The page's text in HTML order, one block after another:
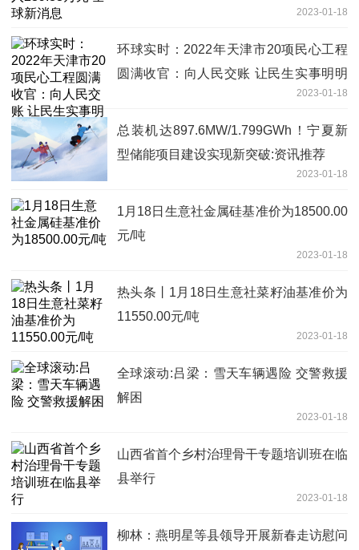
2023-01-18
环球实时：2022年天津市20项民心工程
圆满收官：向人民交账 让民生实事明明
2023-01-18
总装机达897.6MW/1.799GWh！宁夏新
型储能项目建设实现新突破:资讯推荐
2023-01-18
1月18日生意社金属硅基准价为18500.00
元/吨
2023-01-18
热头条丨1月18日生意社菜籽油基准价为
11550.00元/吨
2023-01-18
全球滚动:吕梁：雪天车辆遇险 交警救援
解困
2023-01-18
山西省首个乡村治理骨干专题培训班在临
县举行
2023-01-18
柳林：燕明星等县领导开展新春走访慰问